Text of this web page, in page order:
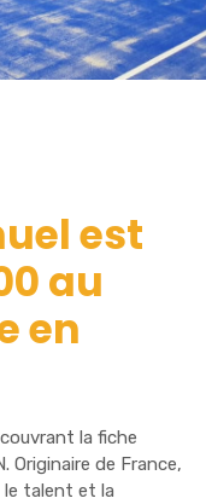
est
au
en
la fiche
Originaire de France,
le talent et la